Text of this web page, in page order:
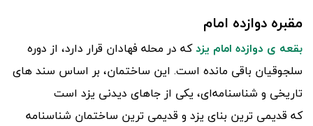
مقبره دوازده امام
بقعه ی دوازده امام یزدکه در محله فهادان قرار دارد، از دوره
سلجوقیان باقی مانده است. این ساختمان، بر اساس سند های
تاریخی و شناسنامه‌ای، یکی از جاهای دیدنی یزد است
که قدیمی ترین بنای یزد و قدیمی ترین ساختمان شناسنامه